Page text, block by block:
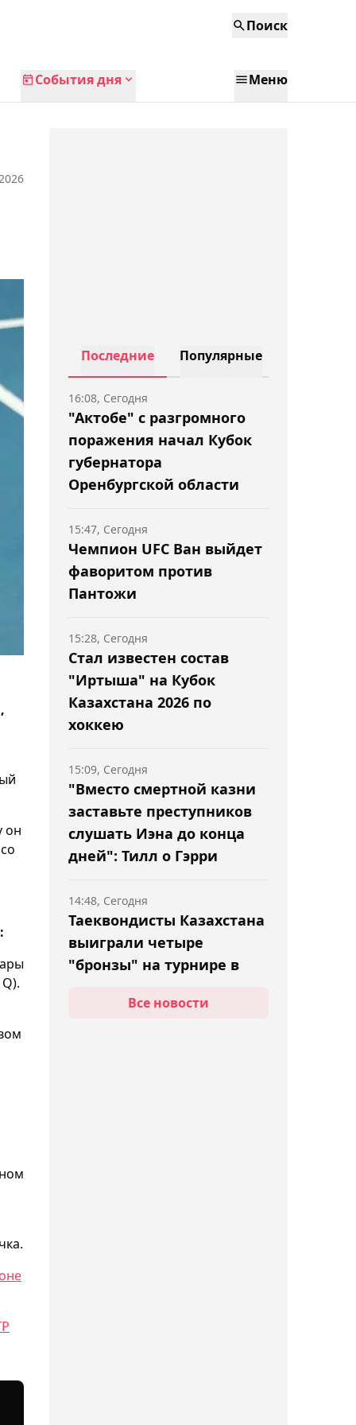
Поиск
События дня Меню
он
Последние Популярные
"Актобе" с разгромного
поражения начал Кубок
губернатора
Оренбургской области
16:08, Сегодня
Чемпион UFC Ван выйдет
фаворитом против
Пантожи
15:47, Сегодня
Стал известен состав
"Иртыша" на Кубок
Казахстана 2026 по
хоккею
15:28, Сегодня
"Вместо смертной казни
заставьте преступников
слушать Иэна до конца
дней": Тилл о Гэрри
15:09, Сегодня
Таеквондисты Казахстана
выиграли четыре
"бронзы" на турнире в
14:48, Сегодня
Все новости